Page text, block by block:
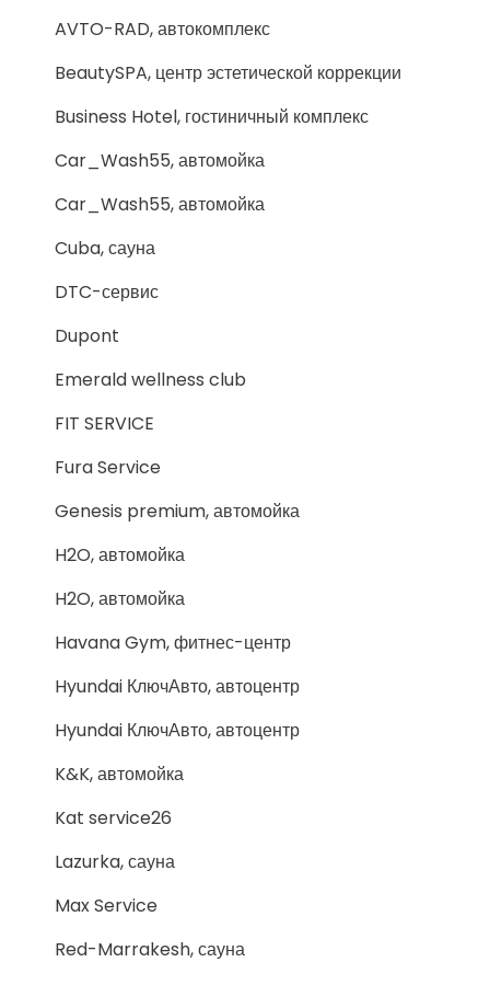
AVTO-RAD, автокомплекс
BeautySPA, центр эстетической коррекции
Business Hotel, гостиничный комплекс
Car_Wash55, автомойка
Car_Wash55, автомойка
Cuba, сауна
DTC-сервис
Dupont
Emerald wellness club
FIT SERVICE
Fura Service
Genesis premium, автомойка
H2O, автомойка
H2O, автомойка
Havana Gym, фитнес-центр
Hyundai КлючАвто, автоцентр
Hyundai КлючАвто, автоцентр
K&K, автомойка
Kat service26
Lazurka, сауна
Max Service
Red-Marrakesh, сауна